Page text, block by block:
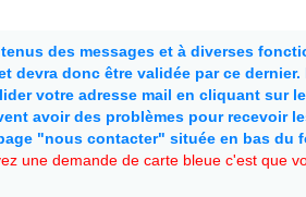
des messages et à diverses
donc être validée par ce
votre adresse mail en cliquant sur
avoir des problèmes pour recevoir
"nous contacter" située en bas du
une demande de carte bleue c'est que